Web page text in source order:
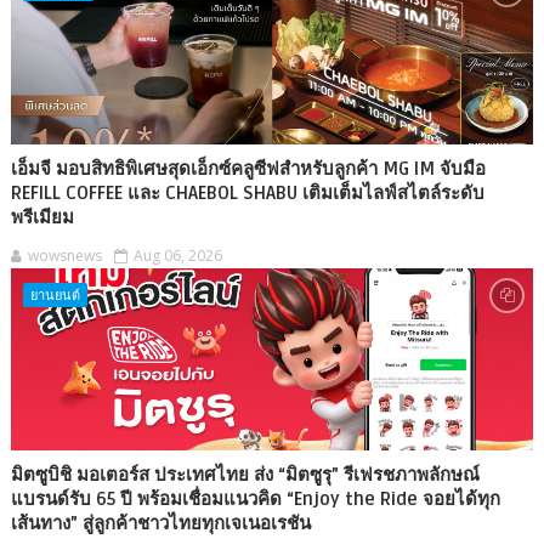
เอ็มจี มอบสิทธิพิเศษสุดเอ็กซ์คลูซีฟสำหรับลูกค้า MG IM จับมือ
REFILL COFFEE และ CHAEBOL SHABU เติมเต็มไลฟ์สไตล์ระดับ
พรีเมียม
wowsnews Aug 06, 2026
ยานยนต์
มิตซูบิชิ มอเตอร์ส ประเทศไทย ส่ง “มิตซูรุ” รีเฟรชภาพลักษณ์
แบรนด์รับ 65 ปี พร้อมเชื่อมแนวคิด “Enjoy the Ride จอยได้ทุก
เส้นทาง” สู่ลูกค้าชาวไทยทุกเจเนอเรชัน